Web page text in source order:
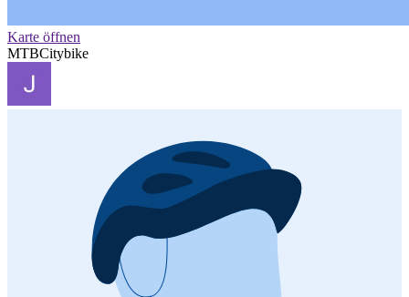
Karte öffnen
MTBCitybike